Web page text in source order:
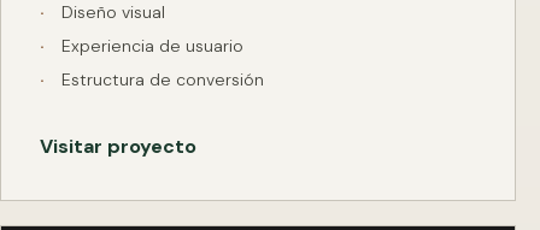
Diseño visual
Experiencia de usuario
Estructura de conversión
Visitar proyecto